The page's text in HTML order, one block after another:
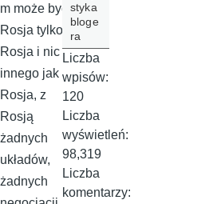
m może być
Rosja tylko
Rosja i nic
innego jak
Rosja, z
Rosją
żadnych
układów,
żadnych
styka
bloge
ra
Liczba
wpisów:
120
Liczba
wyświetleń:
98,319
Liczba
komentarzy: